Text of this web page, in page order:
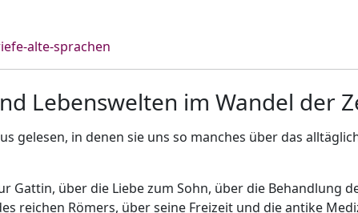
alte-sprachen
Lebenswelten im Wandel der
gelesen, in denen sie uns so manches über das
Gattin, über die Liebe zum Sohn, über die Behandlung
reichen Römers, über seine Freizeit und die antike